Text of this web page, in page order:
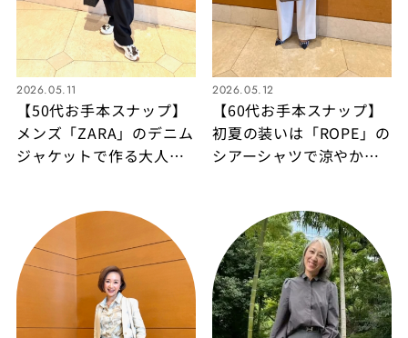
2026.05.11
【50代お手本スナップ】
メンズ「ZARA」のデニム
ジャケットで作る大人の
2026.05.12
【60代お手本スナップ】
初夏の装いは「ROPE」の
シアーシャツで涼やか